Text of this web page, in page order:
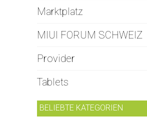
Marktplatz
MIUI FORUM SCHWEIZ
Provider
Tablets
BELIEBTE KATEGORIEN